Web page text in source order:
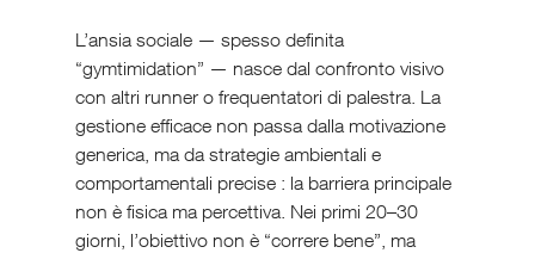
L’ansia sociale — spesso definita
“gymtimidation” — nasce dal confronto visivo
con altri runner o frequentatori di palestra. La
gestione efficace non passa dalla motivazione
generica, ma da strategie ambientali e
comportamentali precise : la barriera principale
non è fisica ma percettiva. Nei primi 20–30
giorni, l’obiettivo non è “correre bene”, ma